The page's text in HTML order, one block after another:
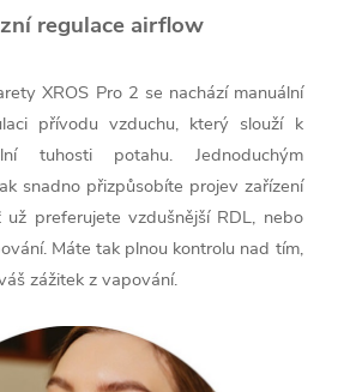
regulace airflow
XROS Pro 2 se nachází manuální
přívodu vzduchu, který slouží k
tuhosti potahu. Jednoduchým
snadno přizpůsobíte projev zařízení
preferujete vzdušnější RDL, nebo
Máte tak plnou kontrolu nad tím,
zážitek z vapování.